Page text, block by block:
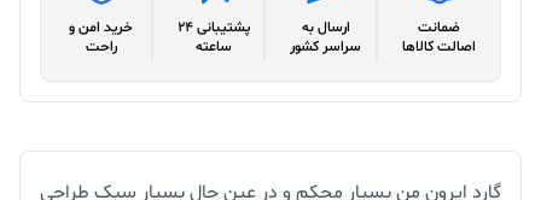
ضمانت
اصالت کالاها
ارسال به
سراسر کشور
پشتیبانی 24
ساعته
خرید امن و
راحت
گارد ایرون من بسیار محکم و در عین حال بسیار سبک طراحی